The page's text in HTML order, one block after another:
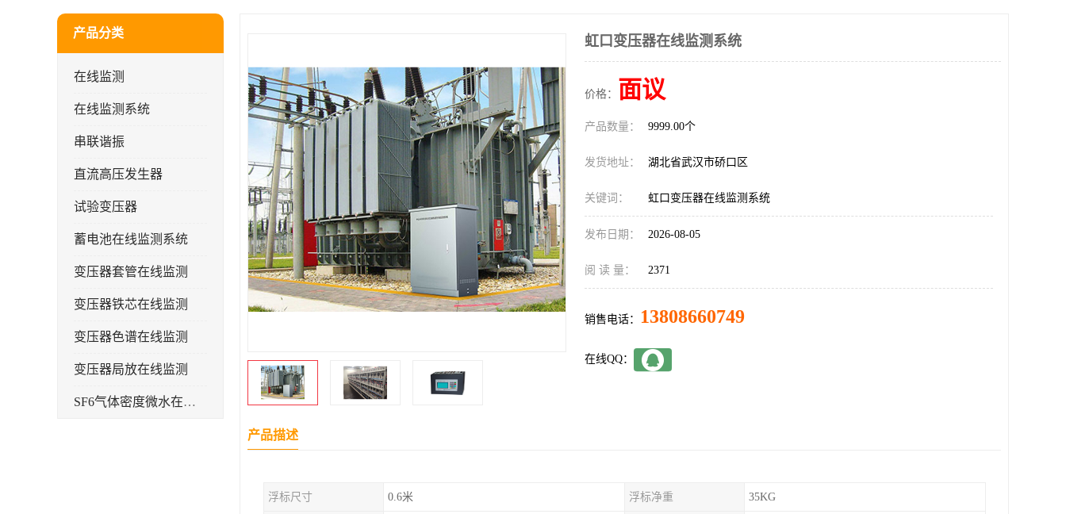
产品分类
在线监测
在线监测系统
串联谐振
直流高压发生器
试验变压器
蓄电池在线监测系统
变压器套管在线监测
变压器铁芯在线监测
变压器色谱在线监测
变压器局放在线监测
SF6气体密度微水在线监测系统
虹口变压器在线监测系统
价格： 面议
产品数量： 9999.00个
发货地址： 湖北省武汉市硚口区
关键词： 虹口变压器在线监测系统
发布日期： 2026-08-05
阅 读 量： 2371
销售电话： 13808660749
在线QQ：
产品描述
浮标尺寸 0.6米 浮标净重 35KG